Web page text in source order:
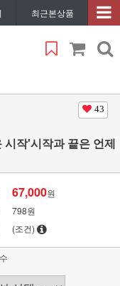
최근본상품
43
작'시작과 끝은 언제
67,000원
798원
(조건)